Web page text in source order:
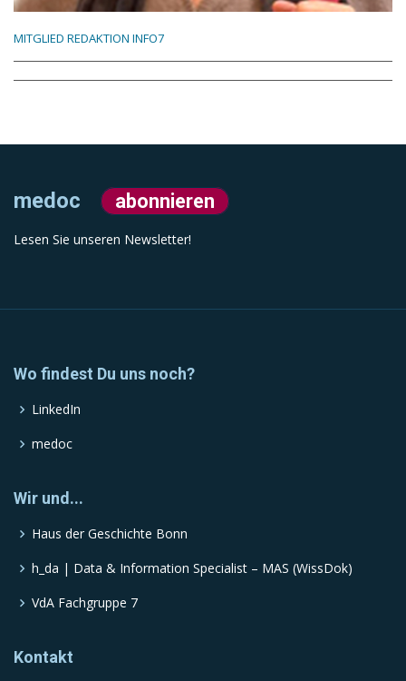
MITGLIED REDAKTION INFO7
medoc abonnieren
Lesen Sie unseren Newsletter!
Wo findest Du uns noch?
LinkedIn
medoc
Wir und...
Haus der Geschichte Bonn
h_da | Data & Information Specialist – MAS (WissDok)
VdA Fachgruppe 7
Kontakt